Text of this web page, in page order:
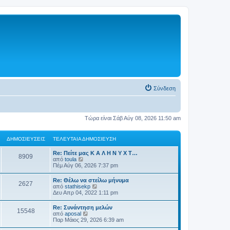
Σύνδεση
Τώρα είναι Σάβ Αύγ 08, 2026 11:50 am
ΔΗΜΟΣΙΕΎΣΕΙΣ ΤΕΛΕΥΤΑΊΑ ΔΗΜΟΣΊΕΥΣΗ
8909
Re: Πείτε μας Κ Α Λ Η Ν Υ Χ Τ…
από toula
ρ
ο
λ
ή
τ
η
ς
τ
ε
Πέμ Αύγ 06, 2026 7:37 pm
2627
Re: Θέλω να στείλω μήνυμα
από stathisekp
ρ
ο
λ
ή
τ
Δευ Απρ 04, 2022 1:11 pm
15548
Re: Συνάντηση μελών
από aposal
ρ
Παρ Μάιος 29, 2026 6:39 am